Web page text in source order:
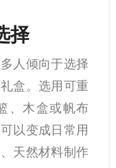
择
人倾向于选择
盒。选用可重
、木盒或帆布
以变成日常用
天然材料制作